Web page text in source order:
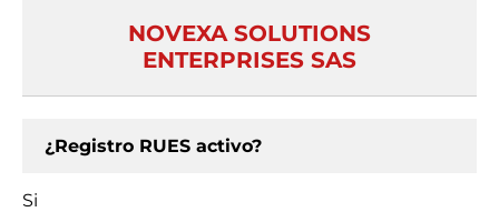
NOVEXA SOLUTIONS
ENTERPRISES SAS
¿Registro RUES activo?
Si